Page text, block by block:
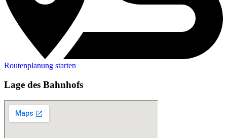
Routenplanung starten
Lage des Bahnhofs